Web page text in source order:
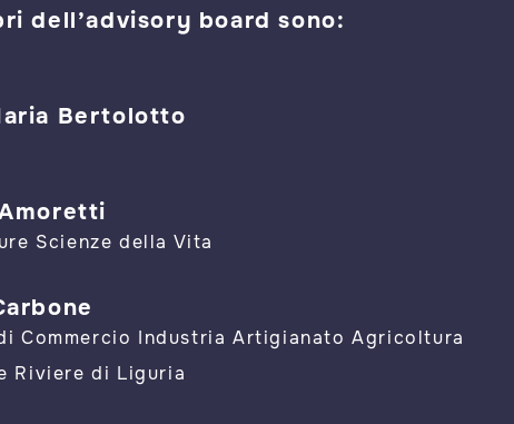
dell’advisory board sono:
Bertolotto
Scienze della Vita
Commercio Industria Artigianato Agricoltura
Riviere di Liguria